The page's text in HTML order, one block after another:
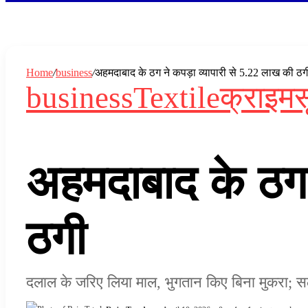
Home/business/अहमदाबाद के ठग ने कपड़ा व्यापारी से 5.22 लाख की
businessTextileक्राइम
अहमदाबाद के
ठगी
दलाल के जरिए लिया माल, भुगतान किए बिना मुकरा;